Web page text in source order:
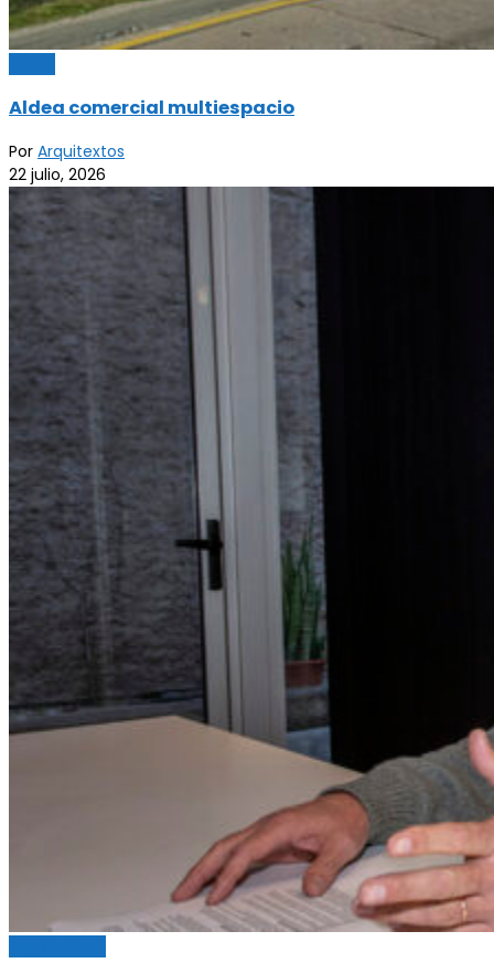
Aldea comercial multiespacio
Por Arquitextos
22 julio, 2026